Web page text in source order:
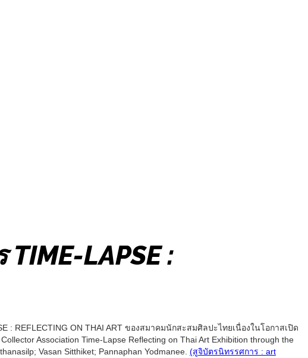
LAPSE :
REFLECTING ON THAI ART ของสมาคมนักสะสมศิลปะไทยเนื่องในโอกาสเปิด
Association Time-Lapse Reflecting on Thai Art Exhibition through the
Vasan Sitthiket; Pannaphan Yodmanee. (สูจิบัตรนิทรรศการ : art